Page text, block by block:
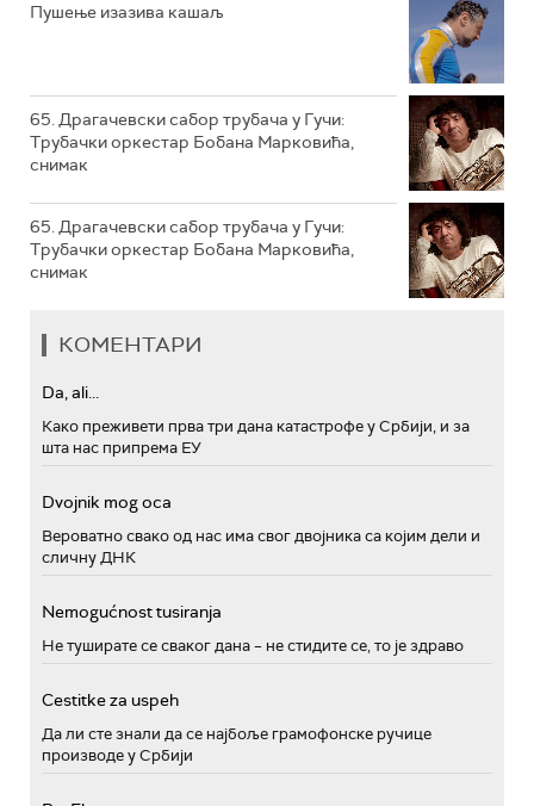
Пушење изазива кашаљ
65. Драгачевски сабор трубача у Гучи:
Трубачки оркестар Бобана Марковића,
снимак
65. Драгачевски сабор трубача у Гучи:
Трубачки оркестар Бобана Марковића,
снимак
КОМЕНТАРИ
Da, ali...
Како преживети прва три дана катастрофе у Србији, и за
шта нас припрема ЕУ
Dvojnik mog oca
Вероватно свако од нас има свог двојника са којим дели и
сличну ДНК
Nemogućnost tusiranja
Не туширате се сваког дана – не стидите се, то је здраво
Cestitke za uspeh
Да ли сте знали да се најбоље грамофонске ручице
производе у Србији